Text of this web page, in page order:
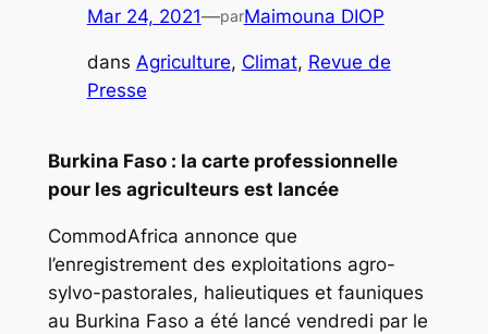
Mar 24, 2021—parMaimouna DIOP
dans Agriculture, Climat, Revue de
Presse
Burkina Faso : la carte professionnelle
pour les agriculteurs est lancée
CommodAfrica annonce que
l’enregistrement des exploitations agro-
sylvo-pastorales, halieutiques et fauniques
au Burkina Faso a été lancé vendredi par le